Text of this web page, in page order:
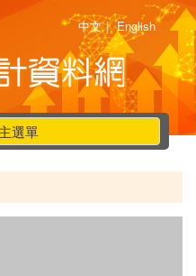
中文 | English
選單